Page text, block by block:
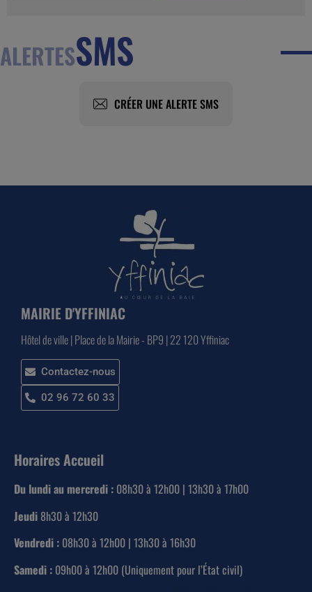
ALERTESSMS
CRÉER UNE ALERTE SMS
MAIRIE D'YFFINIAC
Hôtel de ville | Place de la Mairie - BP9 | 22 120 Yffiniac
Contactez-nous
02 96 72 60 33
Horaires Accueil
Du lundi au mercredi : 08h30 à 12h00 | 13h30 à 17h00
Jeudi 8h30 à 12h30
Vendredi : 08h30 à 12h00 | 13h30 à 16h30
Samedi : 09h00 à 12h00 (Uniquement pour l’État civil)